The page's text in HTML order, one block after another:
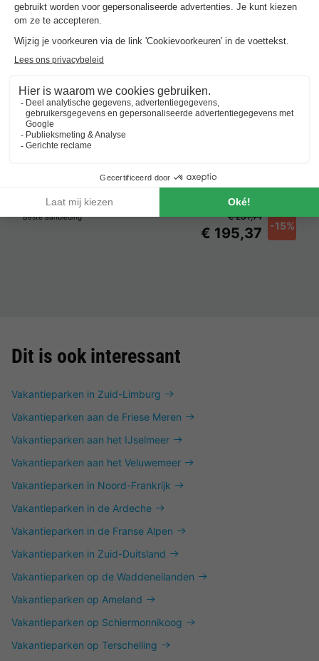
Verblijven met zwembad rond
In Impruneta .
Beste aanbiedingvoor over 3 nachting
Vodatent Agricamping Romita
Italië-Toscane-Barberino tavarnelle
Beste aanbieding
€ 195,37 -15%
€ 231,71
Dit is ook interessant
Vakantieparken in Zuid-Limburg
Vakantieparken aan de Friese Meren
Vakantieparken aan het IJselmeer
Vakantieparken aan het Veluwemeer
Vakantieparken in Noord-Frankrijk
Vakantieparken in de Ardeche
Vakantieparken in de Franse Alpen
Vakantieparken in Zuid-Duitsland
Vakantieparken op de Waddeneilanden
Vakantieparken op Ameland
Vakantieparken op Schiermonnikoog
Vakantieparken op Terschelling